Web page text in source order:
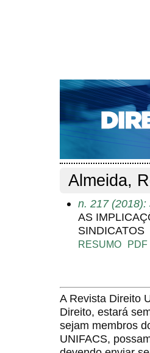
CAPA SOBRE
NOTÍCIAS
EDIÇÕES
Capa>Pesquisa> Perfil
Perfil do
Almeida,
n. 217 (2018):
AS
SINDICATOS
RESUMO PDF
A Revista Direito
Direito, estará
sejam membros
UNIFACS,